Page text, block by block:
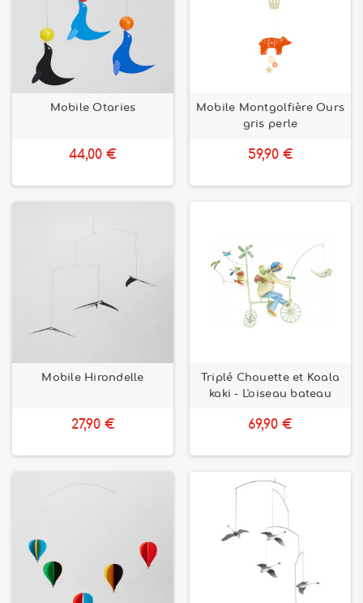
Mobile Otaries
44,00 €
Mobile Montgolfière Ours
gris perle
59,90 €
Mobile Hirondelle
27,90 €
Triplé Chouette et Koala
kaki - L'oiseau bateau
69,90 €